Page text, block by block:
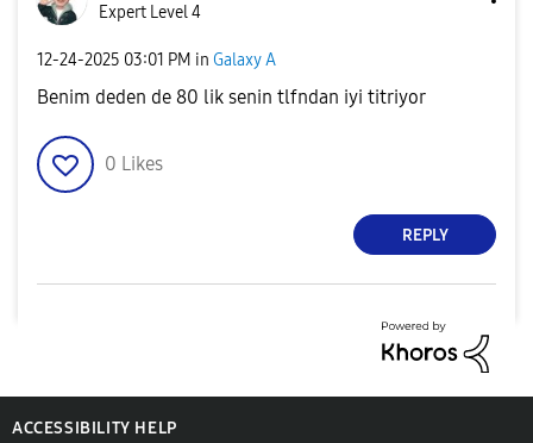
Expert Level 4
‎12-24-2025 03:01 PM in Galaxy A
Benim deden de 80 lik senin tlfndan iyi titriyor
0 Likes
REPLY
ACCESSIBILITY HELP